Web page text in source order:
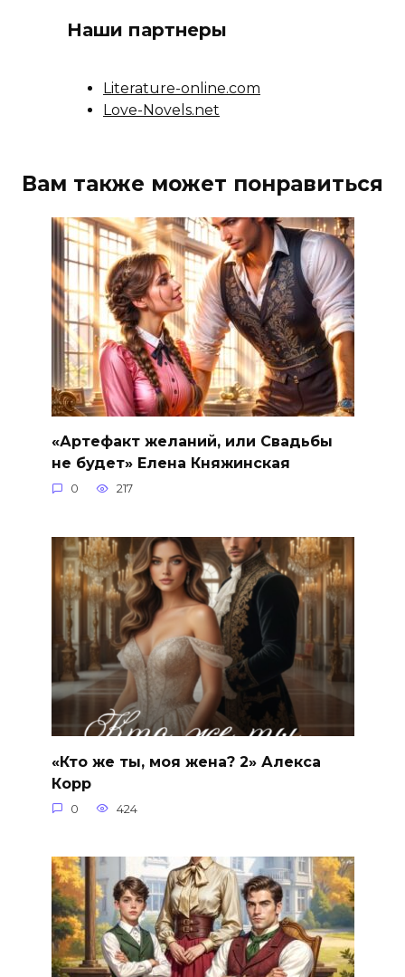
Наши партнеры
Literature-online.com
Love-Novels.net
Вам также может понравиться
«Артефакт желаний, или Свадьбы
не будет» Елена Княжинская
0 217
«Кто же ты, моя жена? 2» Алекса
Корр
0 424